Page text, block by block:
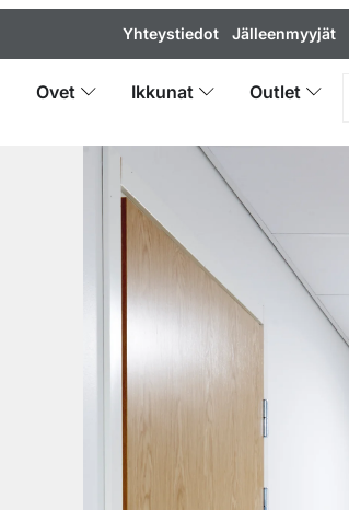
Yhteystiedot Jälleenmyyjät
Ovet Ikkunat Outlet